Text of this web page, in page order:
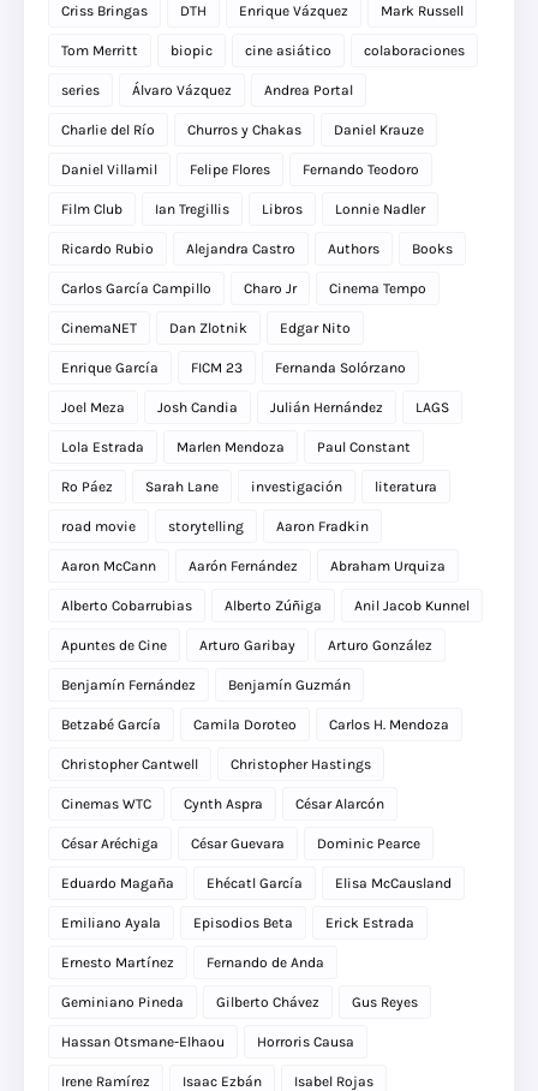
Criss Bringas DTH Enrique Vázquez Mark Russell
Tom Merritt biopic cine asiático colaboraciones
series Álvaro Vázquez Andrea Portal
Charlie del Río Churros y Chakas Daniel Krauze
Daniel Villamil Felipe Flores Fernando Teodoro
Film Club Ian Tregillis Libros Lonnie Nadler
Ricardo Rubio Alejandra Castro Authors Books
Carlos García Campillo Charo Jr Cinema Tempo
CinemaNET Dan Zlotnik Edgar Nito
Enrique García FICM 23 Fernanda Solórzano
Joel Meza Josh Candia Julián Hernández LAGS
Lola Estrada Marlen Mendoza Paul Constant
Ro Páez Sarah Lane investigación literatura
road movie storytelling Aaron Fradkin
Aaron McCann Aarón Fernández Abraham Urquiza
Alberto Cobarrubias Alberto Zúñiga Anil Jacob Kunnel
Apuntes de Cine Arturo Garibay Arturo González
Benjamín Fernández Benjamín Guzmán
Betzabé García Camila Doroteo Carlos H. Mendoza
Christopher Cantwell Christopher Hastings
Cinemas WTC Cynth Aspra César Alarcón
César Aréchiga César Guevara Dominic Pearce
Eduardo Magaña Ehécatl García Elisa McCausland
Emiliano Ayala Episodios Beta Erick Estrada
Ernesto Martínez Fernando de Anda
Geminiano Pineda Gilberto Chávez Gus Reyes
Hassan Otsmane-Elhaou Horroris Causa
Irene Ramírez Isaac Ezbán Isabel Rojas